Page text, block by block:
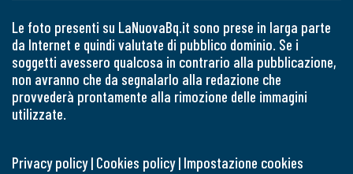
Le foto presenti su LaNuovaBq.it sono prese in larga parte
da Internet e quindi valutate di pubblico dominio. Se i
soggetti avessero qualcosa in contrario alla pubblicazione,
non avranno che da segnalarlo alla redazione che
provvederà prontamente alla rimozione delle immagini
utilizzate.
Privacy policy| Cookies policy| Impostazione cookies